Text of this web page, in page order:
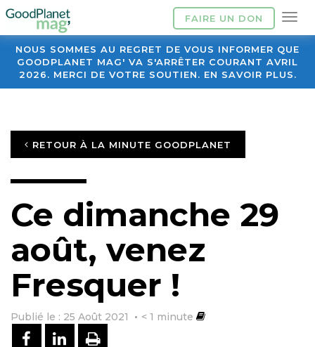
FAIRE UN DON
NOUS SOMMES AU REGRET DE VOUS INFORMER QUE
GOODPLANET MAG' VA S'ARRÊTER COURANT AVRIL
2026. MERCI DE VOTRE SOUTIEN. EN SAVOIR PLUS.
RETOUR À LA MINUTE GOODPLANET
Ce dimanche 29
août, venez
Fresquer !
Publié le : 25 Août 2021 < 1 minute
PARTAGER SUR FACEBOOK
PARTAGER SUR LINKEDIN
IMPRIMER